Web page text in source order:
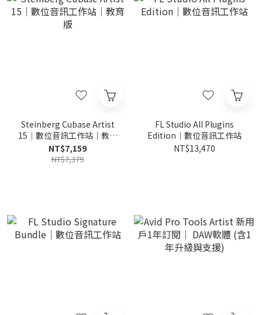
Steinberg Cubase Artist
15｜數位音訊工作站｜教育
版
NT$7,159
NT$7,379
FL Studio All Plugins
Edition｜數位音訊工作站
NT$13,470